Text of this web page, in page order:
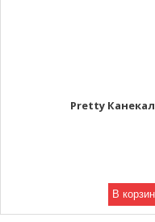
Pretty
В